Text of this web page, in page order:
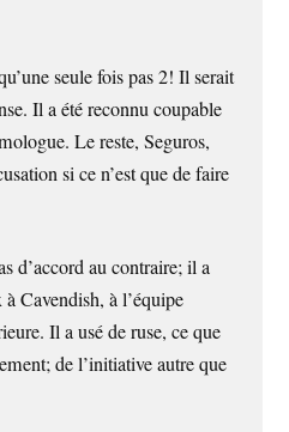
seule fois pas 2! Il serait
Il a été reconnu coupable
Le reste, Seguros,
si ce n’est que de faire
d’accord au contraire; il a
Cavendish, à l’équipe
Il a usé de ruse, ce que
de l’initiative autre que